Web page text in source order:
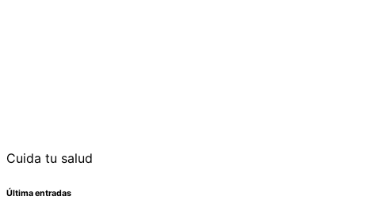
Cuida tu salud
Última entradas